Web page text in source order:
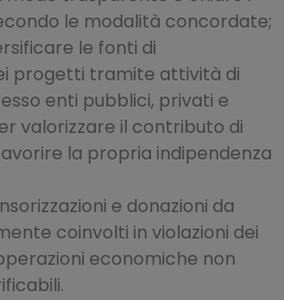
le modalità concordate;
le fonti di
progetti tramite attività di
enti pubblici, privati e
valorizzare il contributo di
la propria indipendenza
e donazioni da
coinvolti in violazioni dei
economiche non